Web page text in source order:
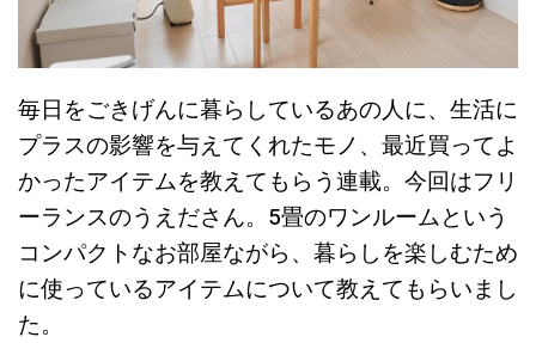
毎日をごきげんに暮らしているあの人に、生活に
プラスの影響を与えてくれたモノ、最近買ってよ
かったアイテムを教えてもらう連載。今回はフリ
ーランスのうえださん。5畳のワンルームという
コンパクトなお部屋ながら、暮らしを楽しむため
に使っているアイテムについて教えてもらいまし
た。